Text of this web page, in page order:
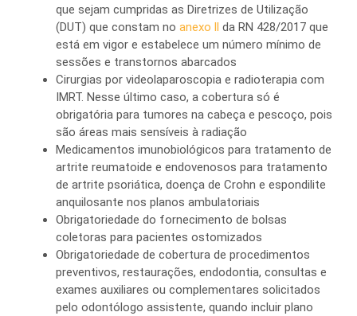
que sejam cumpridas as Diretrizes de Utilização
(DUT) que constam no anexo ll da RN 428/2017 que
está em vigor e estabelece um número mínimo de
sessões e transtornos abarcados
Cirurgias por videolaparoscopia e radioterapia com
IMRT. Nesse último caso, a cobertura só é
obrigatória para tumores na cabeça e pescoço, pois
são áreas mais sensíveis à radiação
Medicamentos imunobiológicos para tratamento de
artrite reumatoide e endovenosos para tratamento
de artrite psoriática, doença de Crohn e espondilite
anquilosante nos planos ambulatoriais
Obrigatoriedade do fornecimento de bolsas
coletoras para pacientes ostomizados
Obrigatoriedade de cobertura de procedimentos
preventivos, restaurações, endodontia, consultas e
exames auxiliares ou complementares solicitados
pelo odontólogo assistente, quando incluir plano